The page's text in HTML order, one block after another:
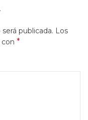
publicada. Los
*